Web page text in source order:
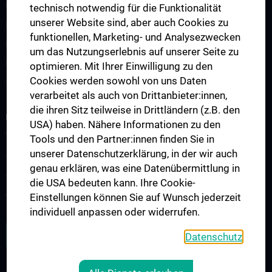
Lehre an der Universitätsklinik für Innere Medizin II
Famulatur und KPJ
Mentoring Programme
Postgraduale Programme
Sekretariat
RESEARCH
Wissenschaft und Forschung
Abteilung für Angiologie
Abteilung für Kardiologie
Abteilung für Pulmologie
technisch notwendig für die Funktionalität
unserer Website sind, aber auch Cookies zu
funktionellen, Marketing- und Analysezwecken
um das Nutzungserlebnis auf unserer Seite zu
optimieren. Mit Ihrer Einwilligung zu den
Cookies werden sowohl von uns Daten
verarbeitet als auch von Drittanbieter:innen,
die ihren Sitz teilweise in Drittländern (z.B. den
USA) haben. Nähere Informationen zu den
Tools und den Partner:innen finden Sie in
unserer Datenschutzerklärung, in der wir auch
genau erklären, was eine Datenübermittlung in
die USA bedeuten kann. Ihre Cookie-
Einstellungen können Sie auf Wunsch jederzeit
individuell anpassen oder widerrufen.
Datenschutz